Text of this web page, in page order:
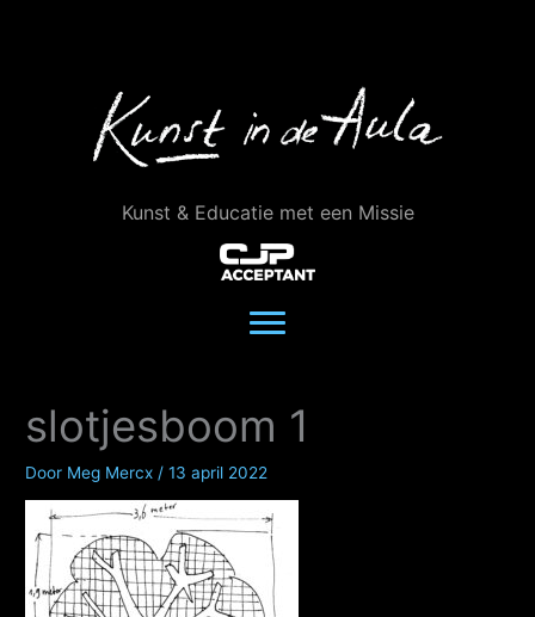
Kunst & Educatie met een Missie
slotjesboom 1
Door Meg Mercx /13 april 2022